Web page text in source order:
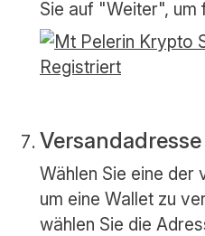
Sie auf "Weiter", um
Versandadresse
Wählen Sie eine der
um eine Wallet zu
wählen Sie die